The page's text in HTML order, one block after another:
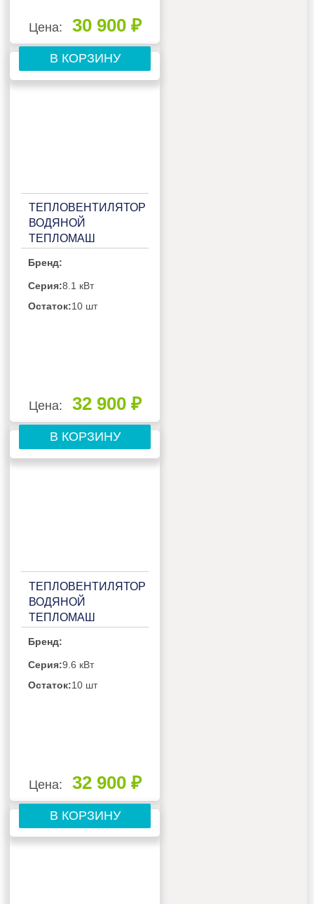
Цена: 30 900 ₽
В КОРЗИНУ
ТЕПЛОВЕНТИЛЯТОР
ВОДЯНОЙ
ТЕПЛОМАШ
Бренд:
Серия:8.1 кВт
Остаток:10 шт
Цена: 32 900 ₽
В КОРЗИНУ
ТЕПЛОВЕНТИЛЯТОР
ВОДЯНОЙ
ТЕПЛОМАШ
Бренд:
Серия:9.6 кВт
Остаток:10 шт
Цена: 32 900 ₽
В КОРЗИНУ